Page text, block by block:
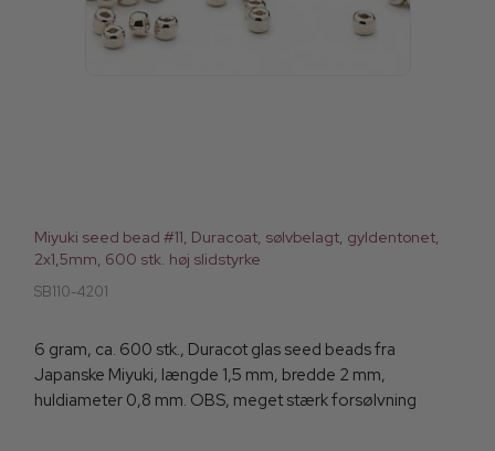
Miyuki seed bead #11, Duracoat, sølvbelagt, gyldentonet,
2x1,5mm, 600 stk. høj slidstyrke
SB110-4201
6 gram, ca. 600 stk., Duracot glas seed beads fra
Japanske Miyuki, længde 1,5 mm, bredde 2 mm,
huldiameter 0,8 mm. OBS, meget stærk forsølvning